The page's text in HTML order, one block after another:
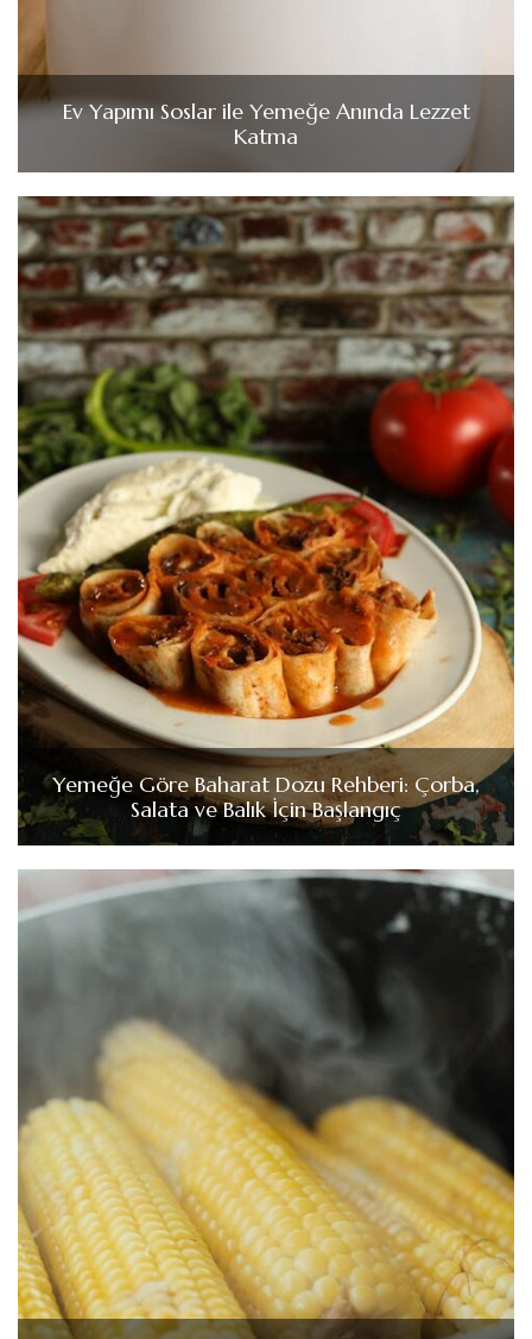
Ev Yapımı Soslar ile Yemeğe Anında Lezzet
Katma
Yemeğe Göre Baharat Dozu Rehberi: Çorba,
Salata ve Balık İçin Başlangıç